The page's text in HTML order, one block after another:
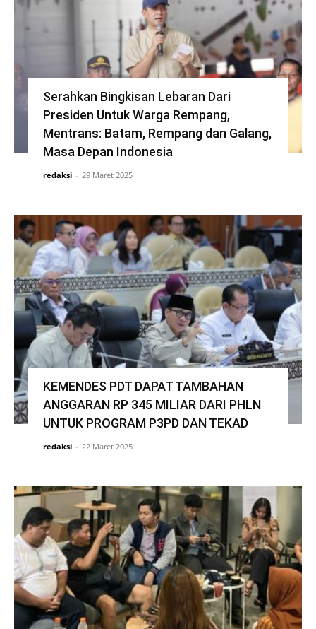
Serahkan Bingkisan Lebaran Dari
Presiden Untuk Warga Rempang,
Mentrans: Batam, Rempang dan Galang,
Masa Depan Indonesia
redaksi - 29 Maret 2025
KEMENDES PDT DAPAT TAMBAHAN
ANGGARAN RP 345 MILIAR DARI PHLN
UNTUK PROGRAM P3PD DAN TEKAD
redaksi - 22 Maret 2025